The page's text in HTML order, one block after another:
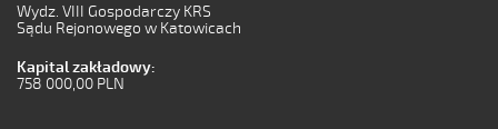
Wydz. VIII Gospodarczy KRS
Sądu Rejonowego w Katowicach
Kapital zakładowy:
758 000,00 PLN